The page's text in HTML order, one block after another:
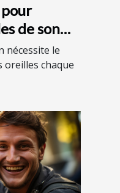
de son
nécessite le
oreilles chaque